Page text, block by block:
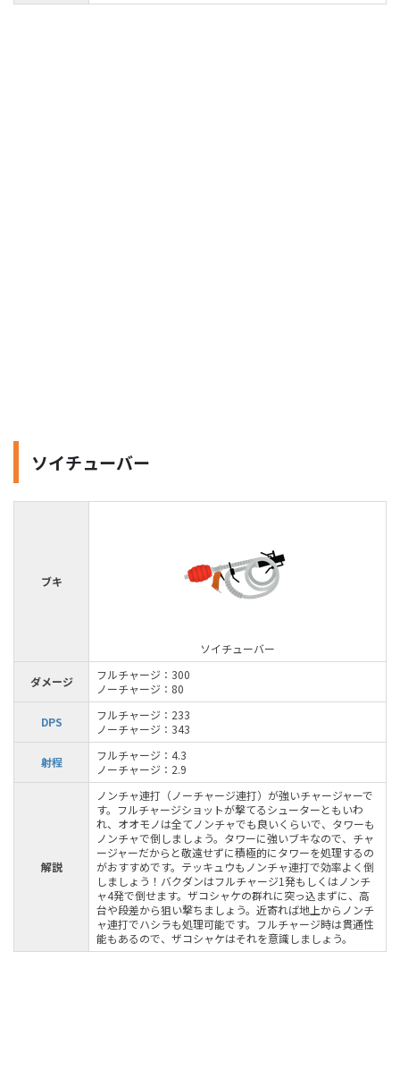
ソイチューバー
ブキ
ソイチューバー
ダメージ
フルチャージ：300
ノーチャージ：80
DPS
フルチャージ：233
ノーチャージ：343
射程
フルチャージ：4.3
ノーチャージ：2.9
解説
ノンチャ連打（ノーチャージ連打）が強いチャージャーで
す。フルチャージショットが撃てるシューターともいわ
れ、オオモノは全てノンチャでも良いくらいで、タワーも
ノンチャで倒しましょう。タワーに強いブキなので、チャ
ージャーだからと敬遠せずに積極的にタワーを処理するの
がおすすめです。テッキュウもノンチャ連打で効率よく倒
しましょう！バクダンはフルチャージ1発もしくはノンチ
ャ4発で倒せます。ザコシャケの群れに突っ込まずに、高
台や段差から狙い撃ちましょう。近寄れば地上からノンチ
ャ連打でハシラも処理可能です。フルチャージ時は貫通性
能もあるので、ザコシャケはそれを意識しましょう。